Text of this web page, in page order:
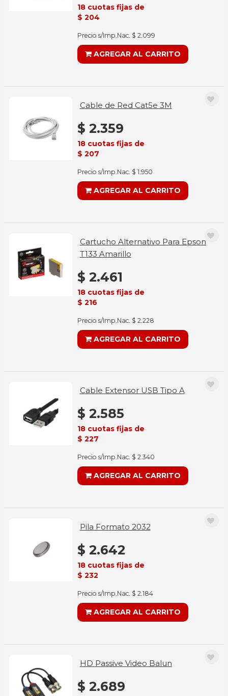
18 cuotas fijas de
$ 204
Precio s/Imp.Nac. $ 2.099
AGREGAR AL CARRITO
Cable de Red Cat5e 3M
$ 2.359
18 cuotas fijas de
$ 207
Precio s/Imp.Nac. $ 1.950
AGREGAR AL CARRITO
Cartucho Alternativo Para Epson
T133 Amarillo
$ 2.461
18 cuotas fijas de
$ 216
Precio s/Imp.Nac. $ 2.228
AGREGAR AL CARRITO
Cable Extensor USB Tipo A
$ 2.585
18 cuotas fijas de
$ 227
Precio s/Imp.Nac. $ 2.340
AGREGAR AL CARRITO
Pila Formato 2032
$ 2.642
18 cuotas fijas de
$ 232
Precio s/Imp.Nac. $ 2.184
AGREGAR AL CARRITO
HD Passive Video Balun
$ 2.689